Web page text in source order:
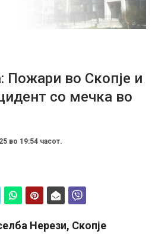
Пожари во Скопје и
со мечка во
во 19:54 часот.
Нерези, Скопје